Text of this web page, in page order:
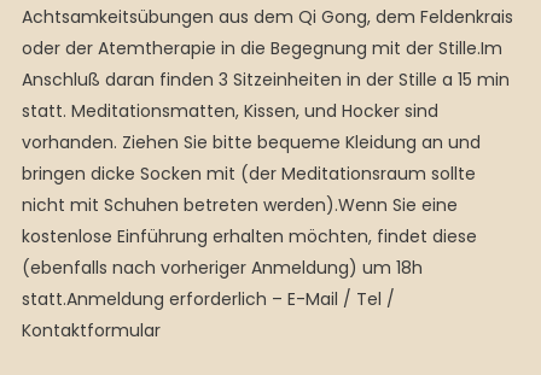
Achtsamkeitsübungen aus dem Qi Gong, dem Feldenkrais
oder der Atemtherapie in die Begegnung mit der Stille.Im
Anschluß daran finden 3 Sitzeinheiten in der Stille a 15 min
statt. Meditationsmatten, Kissen, und Hocker sind
vorhanden. Ziehen Sie bitte bequeme Kleidung an und
bringen dicke Socken mit (der Meditationsraum sollte
nicht mit Schuhen betreten werden).Wenn Sie eine
kostenlose Einführung erhalten möchten, findet diese
(ebenfalls nach vorheriger Anmeldung) um 18h
statt.Anmeldung erforderlich – E-Mail / Tel /
Kontaktformular